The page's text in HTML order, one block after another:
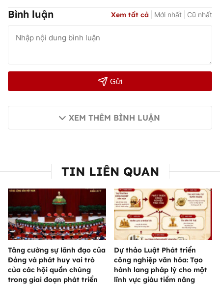
Bình luận Xem tất cả Mới nhất Cũ nhất
Gửi
XEM THÊM BÌNH LUẬN
TIN LIÊN QUAN
Tăng cường sự lãnh đạo của
Đảng và phát huy vai trò
của các hội quần chúng
trong giai đoạn phát triển
Dự thảo Luật Phát triển
công nghiệp văn hóa: Tạo
hành lang pháp lý cho một
lĩnh vực giàu tiềm năng